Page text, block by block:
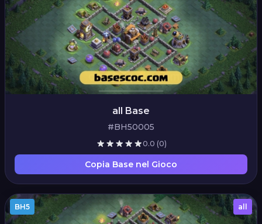
all Base
#BH50005
0.0 (0)
Copia Base nel Gioco
BH5 all